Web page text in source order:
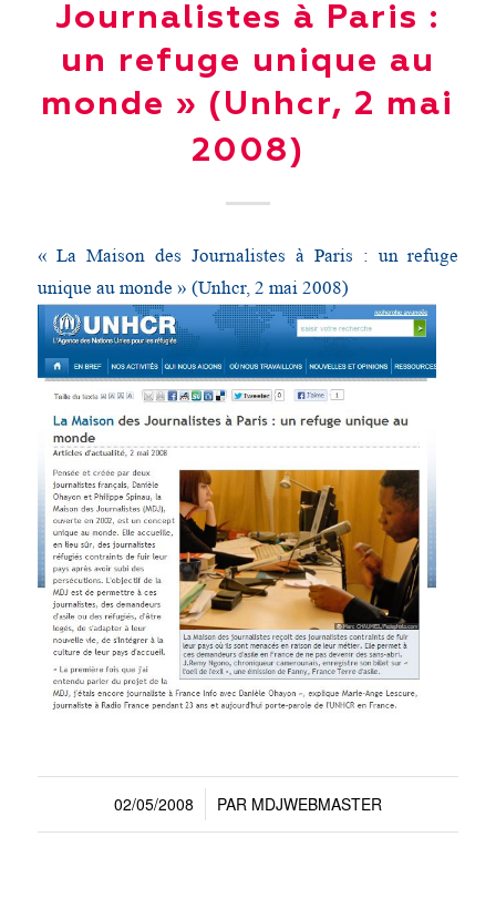
Journalistes à Paris :
un refuge unique au
monde » (Unhcr, 2 mai
2008)
« La Maison des Journalistes à Paris : un refuge
unique au monde » (Unhcr, 2 mai 2008)
02/05/2008
/ PAR MDJWEBMASTER